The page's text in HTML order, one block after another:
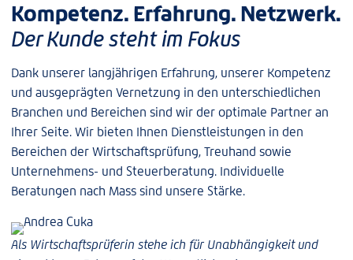
Kompetenz. Erfahrung. Netzwerk.
Der Kunde steht im Fokus
Dank unserer langjährigen Erfahrung, unserer Kompetenz
und ausgeprägten Vernetzung in den unterschiedlichen
Branchen und Bereichen sind wir der optimale Partner an
Ihrer Seite. Wir bieten Ihnen Dienstleistungen in den
Bereichen der Wirtschaftsprüfung, Treuhand sowie
Unternehmens- und Steuerberatung. Individuelle
Beratungen nach Mass sind unsere Stärke.
Als Wirtschaftsprüferin stehe ich für Unabhängigkeit und